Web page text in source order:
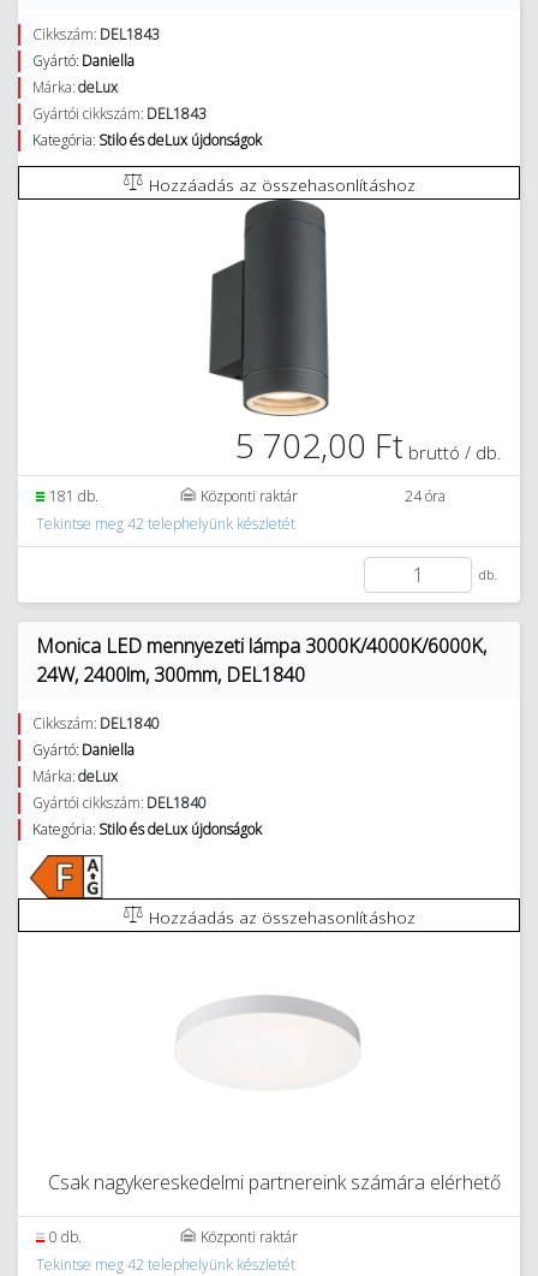
Cikkszám: DEL1843
Gyártó: Daniella
Márka:deLux
Gyártói cikkszám: DEL1843
Kategória: Stilo és deLux újdonságok
Hozzáadás az összehasonlításhoz
5 702,00 Ft bruttó / db.
181 db. Központi raktár
24 óra
Tekintse meg 42 telephelyünk készletét
db.
Monica LED mennyezeti lámpa 3000K/4000K/6000K,
24W, 2400lm, 300mm, DEL1840
Cikkszám: DEL1840
Gyártó: Daniella
Márka:deLux
Gyártói cikkszám: DEL1840
Kategória: Stilo és deLux újdonságok
Hozzáadás az összehasonlításhoz
Csak nagykereskedelmi partnereink számára elérhető
0 db.
Központi raktár
Tekintse meg 42 telephelyünk készletét